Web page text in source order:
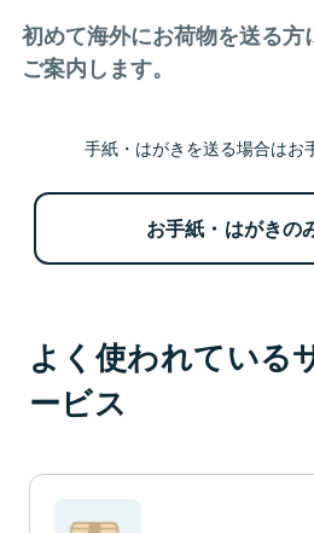
初めて海外にお荷物を送る方
ご案内します。
手紙・はがきを送る場合はお
お手紙・はがきの
よく使われている
ービス